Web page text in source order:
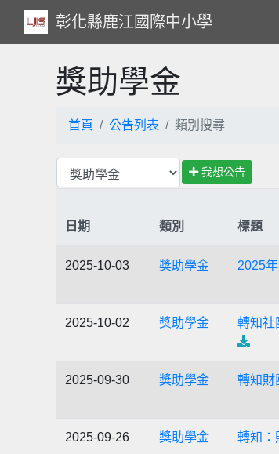
彰化縣鹿江國際中小學
獎助學金
首頁 公告列表 類別搜尋
我想公告
日期 類別 標題
2025-10-03 獎助學金 2025
2025-10-02 獎助學金 轉知社
2025-09-30 獎助學金 轉知財
2025-09-26 獎助學金 轉知：